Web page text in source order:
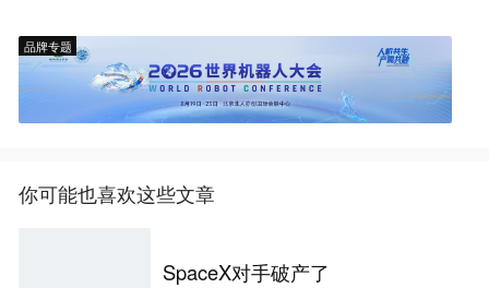
品牌专题
你可能也喜欢这些文章
SpaceX对手破产了